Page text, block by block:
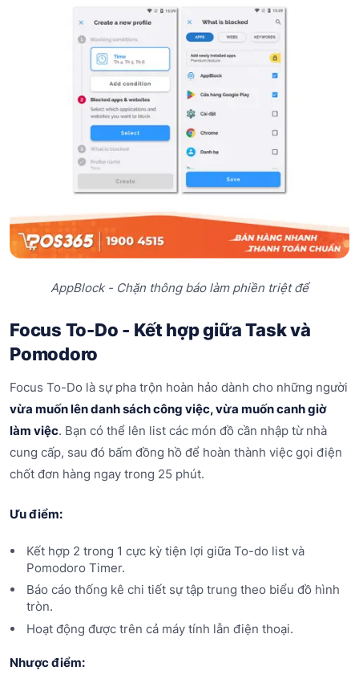
AppBlock - Chặn thông báo làm phiền triệt để
Focus To-Do - Kết hợp giữa Task và
Pomodoro
Focus To-Do là sự pha trộn hoàn hảo dành cho những người
vừa muốn lên danh sách công việc, vừa muốn canh giờ
làm việc. Bạn có thể lên list các món đồ cần nhập từ nhà
cung cấp, sau đó bấm đồng hồ để hoàn thành việc gọi điện
chốt đơn hàng ngay trong 25 phút.
Ưu điểm:
Kết hợp 2 trong 1 cực kỳ tiện lợi giữa To-do list và
Pomodoro Timer.
Báo cáo thống kê chi tiết sự tập trung theo biểu đồ hình
tròn.
Hoạt động được trên cả máy tính lẫn điện thoại.
Nhược điểm: